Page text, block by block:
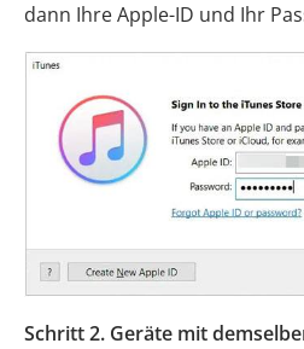
dann Ihre Apple-ID und Ihr
Schritt 2. Geräte mit